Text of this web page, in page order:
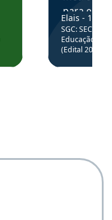
para
colocar
através
de
Elais - 15/
SGC: SEC BA
Educação
(Edital